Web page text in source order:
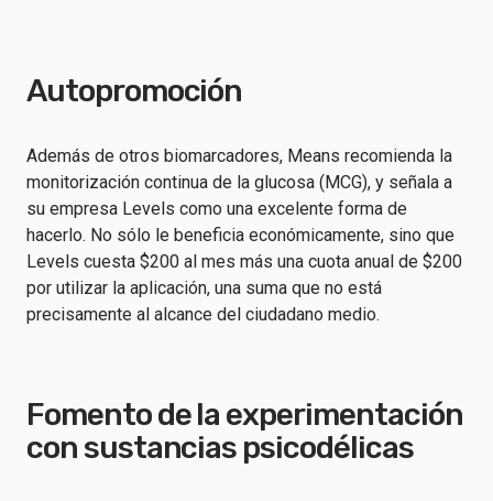
Autopromoción
Además de otros biomarcadores, Means recomienda la
monitorización continua de la glucosa (MCG), y señala a
su empresa Levels como una excelente forma de
hacerlo. No sólo le beneficia económicamente, sino que
Levels cuesta $200 al mes más una cuota anual de $200
por utilizar la aplicación, una suma que no está
precisamente al alcance del ciudadano medio.
Fomento de la experimentación
con sustancias psicodélicas